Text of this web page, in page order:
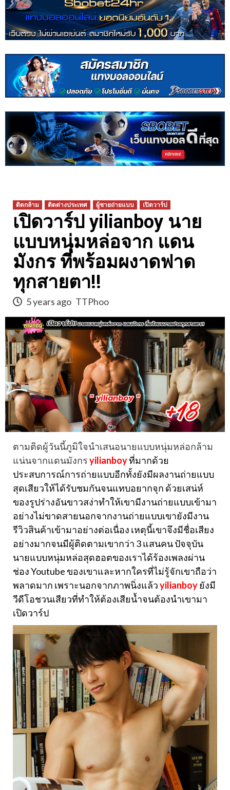
ติดกล้าม ติดต่างประเทศ ผู้ชายถ่ายแบบ เปิดวาร์ป
เปิดวาร์ป yilianboy นาย
แบบหนุ่มหล่อจาก แดน
มังกร ที่พร้อมผงาดฟาด
ทุกสายตา!!
5 years ago TTPhoo
ตามติดผู้วันนี้ภูมิใจนำเสนอนายแบบหนุ่มหล่อกล้าม
แน่นจากแดนมังกรyilianboyที่มากด้วย
ประสบการณ์การถ่ายแบบอีกทั้งยังมีผลงานถ่ายแบบ
สุดเสียวให้ได้รับชมกันจนแทบอยากจุก ด้วยเสน่ห์
ของรูปร่างอันขาวสง่าทำให้เขามีงานถ่ายแบบเข้ามา
อย่างไม่ขาดสายนอกจากงานถ่ายแบบเขายังมีงาน
รีวิวสินค้าเข้ามาอย่างต่อเนื่อง เหตุนี้เขาจึงมีชื่อเสียง
อย่างมากจนมีผู้ติดตามเขากว่า 3 แสนคน ปัจจุบัน
นายแบบหนุ่มหล่อสุดฮอตของเราได้ร้องเพลงผ่าน
ช่อง Youtube ของเขาและหากใครที่ไม่รู้จักเขาถือว่า
พลาดมาก เพราะนอกจากภาพนิ่งแล้วyilianboyยังมี
วีดีโอชวนเสียวที่ทำให้ต้องเสียน้ำจนต้องนำเขามา
เปิดวาร์ป